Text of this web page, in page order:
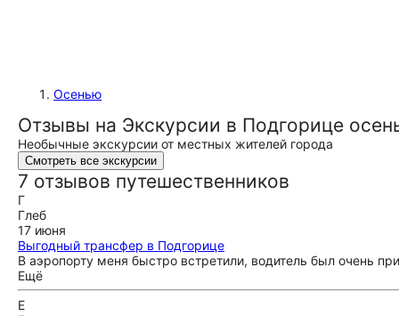
Осенью
Отзывы на Экскурсии в Подгорице
Необычные экскурсии от местных жителей города
Смотреть все экскурсии
7 отзывов путешественников
Г
Глеб
17 июня
Выгодный трансфер в Подгорице
В аэропорту меня быстро встретили, водитель был очень
Ещё
Е